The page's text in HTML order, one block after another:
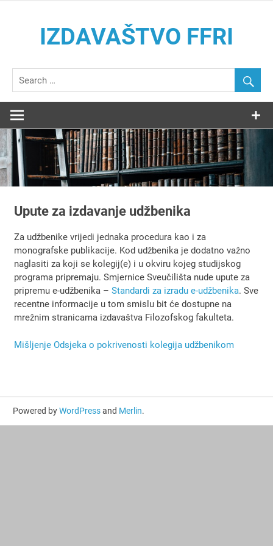
IZDAVAŠTVO FFRI
Upute za izdavanje udžbenika
Za udžbenike vrijedi jednaka procedura kao i za
monografske publikacije. Kod udžbenika je dodatno važno
naglasiti za koji se kolegij(e) i u okviru kojeg studijskog
programa pripremaju. Smjernice Sveučilišta nude upute za
pripremu e-udžbenika – Standardi za izradu e-udžbenika. Sve
recentne informacije u tom smislu bit će dostupne na
mrežnim stranicama izdavaštva Filozofskog fakulteta.
Mišljenje Odsjeka o pokrivenosti kolegija udžbenikom
Powered byWordPressand Merlin.